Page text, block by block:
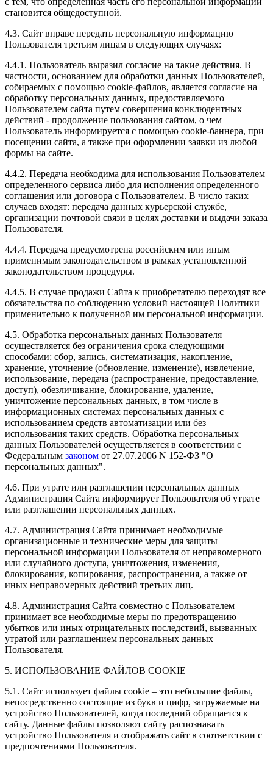
становится общедоступной.
4.3. Сайт вправе передать персональную информацию
Пользователя третьим лицам в следующих случаях:
4.4.1. Пользователь выразил согласие на такие действия. В
частности, основанием для обработки данных Пользователей,
собираемых с помощью cookie-файлов, является согласие на
обработку персональных данных, предоставляемого
Пользователем сайта путем совершения конклюдентных
действий - продолжение пользования сайтом, о чем
Пользователь информируется с помощью cookie-баннера, при
посещении сайта, а также при оформлении заявки из любой
формы на сайте.
4.4.2. Передача необходима для использования Пользователем
определенного сервиса либо для исполнения определенного
соглашения или договора с Пользователем. В число таких
случаев входят: передача данных курьерской службе,
организации почтовой связи в целях доставки и выдачи заказа
Пользователя.
4.4.4. Передача предусмотрена российским или иным
применимым законодательством в рамках установленной
законодательством процедуры.
4.4.5. В случае продажи Сайта к приобретателю переходят все
обязательства по соблюдению условий настоящей Политики
применительно к полученной им персональной информации.
4.5. Обработка персональных данных Пользователя
осуществляется без ограничения срока следующими
способами: сбор, запись, систематизация, накопление,
хранение, уточнение (обновление, изменение), извлечение,
использование, передача (распространение, предоставление,
доступ), обезличивание, блокирование, удаление,
уничтожение персональных данных, в том числе в
информационных системах персональных данных с
использованием средств автоматизации или без
использования таких средств. Обработка персональных
данных Пользователей осуществляется в соответствии с
Федеральным законом от 27.07.2006 N 152-ФЗ "О
персональных данных".
4.6. При утрате или разглашении персональных данных
Администрация Сайта информирует Пользователя об утрате
или разглашении персональных данных.
4.7. Администрация Сайта принимает необходимые
организационные и технические меры для защиты
персональной информации Пользователя от неправомерного
или случайного доступа, уничтожения, изменения,
блокирования, копирования, распространения, а также от
иных неправомерных действий третьих лиц.
4.8. Администрация Сайта совместно с Пользователем
принимает все необходимые меры по предотвращению
убытков или иных отрицательных последствий, вызванных
утратой или разглашением персональных данных
Пользователя.
5. ИСПОЛЬЗОВАНИЕ ФАЙЛОВ COOKIE
5.1. Сайт использует файлы cookie – это небольшие файлы,
непосредственно состоящие из букв и цифр, загружаемые на
устройство Пользователей, когда последний обращается к
сайту. Данные файлы позволяют сайту распознавать
устройство Пользователя и отображать сайт в соответствии с
предпочтениями Пользователя.